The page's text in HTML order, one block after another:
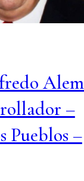
–
Pueblos –